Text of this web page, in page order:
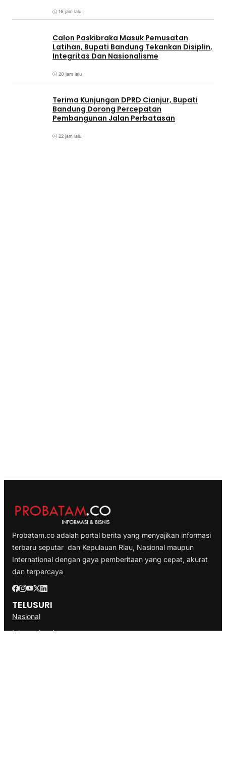
16 jam lalu
Calon Paskibraka Masuk Pemusatan
Latihan, Bupati Bandung Tekankan Disiplin,
Integritas Dan Nasionalisme
20 jam lalu
Terima Kunjungan DPRD Cianjur, Bupati
Bandung Dorong Percepatan
Pembangunan Jalan Perbatasan
22 jam lalu
Probatam.co adalah portal berita yang menyajikan informasi
terbaru seputar dan Kepulauan Riau, Nasional maupun
International dengan gaya pemberitaan yang cepat, akurat
dan terpercaya
TELUSURI
Nasional
Internasional